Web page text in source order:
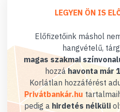
LEGYEN ÖN IS
Előfizetőink máshol
hangvételű,
magas szakmai
hozzáhavonta már
Korlátlan hozzáférést
Privátbankár.hu
pedig a hirdetés nélküli